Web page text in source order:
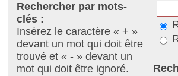
Rechercher par mots-
clés :
Insérez le caractère « + »
devant un mot qui doit être
trouvé et « - » devant un
mot qui doit être ignoré.